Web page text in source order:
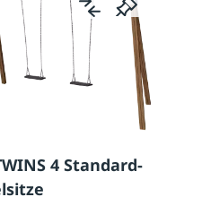
4 Standard-